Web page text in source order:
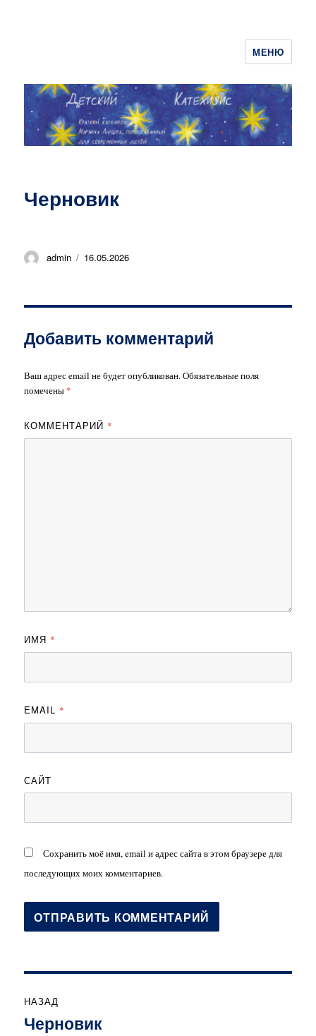
МЕНЮ
Черновик
Автор
admin Опубликовано
16.05.2026
Добавить комментарий
Ваш адрес email не будет опубликован.Обязательные поля
помечены *
КОММЕНТАРИЙ *
ИМЯ *
EMAIL *
САЙТ
Сохранить моё имя, email и адрес сайта в этом браузере для
последующих моих комментариев.
по
НАЗАД
Предыдущая
Черновик